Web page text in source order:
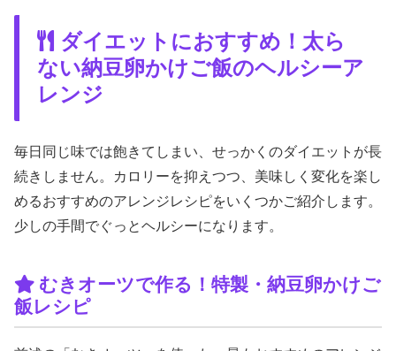
ダイエットにおすすめ！太ら
ない納豆卵かけご飯のヘルシーア
レンジ
毎日同じ味では飽きてしまい、せっかくのダイエットが長
続きしません。カロリーを抑えつつ、美味しく変化を楽し
めるおすすめのアレンジレシピをいくつかご紹介します。
少しの手間でぐっとヘルシーになります。
むきオーツで作る！特製・納豆卵かけご
飯レシピ